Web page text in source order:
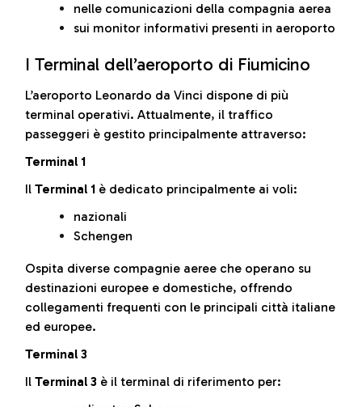
nelle comunicazioni della compagnia aerea
sui monitor informativi presenti in aeroporto
I Terminal dell’aeroporto di Fiumicino
L’aeroporto Leonardo da Vinci dispone di più
terminal operativi. Attualmente, il traffico
passeggeri è gestito principalmente attraverso:
Terminal 1
Il Terminal 1 è dedicato principalmente ai voli:
nazionali
Schengen
Ospita diverse compagnie aeree che operano su
destinazioni europee e domestiche, offrendo
collegamenti frequenti con le principali città italiane
ed europee.
Terminal 3
Il Terminal 3 è il terminal di riferimento per: